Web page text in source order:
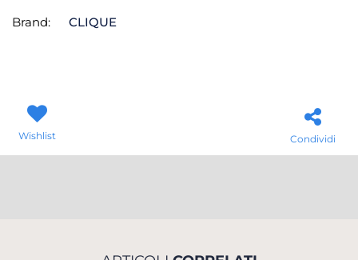
Brand: CLIQUE
Wishlist Condividi